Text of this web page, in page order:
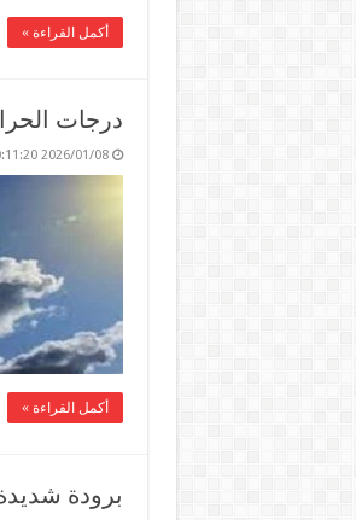
أكمل القراءة »
درجات الحرارة
2026/01/08 10:11:20 صباحًا
أكمل القراءة »
برودة